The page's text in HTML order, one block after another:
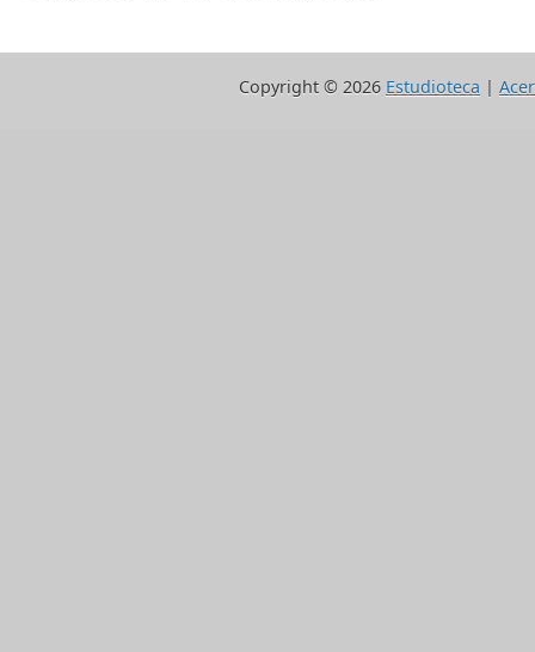
Copyright © 2026 Estudioteca |